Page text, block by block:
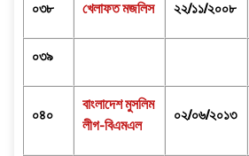
০৩৮ খেলাফত মজলিস ২২/১১/২০০৮
০৩৯
০৪০
বাংলাদেশ মুসলিম
লীগ-বিএমএল
০২/০৬/২০১৩